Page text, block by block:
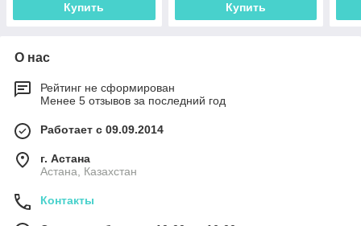
Купить Купить
О нас
Рейтинг не сформирован
Менее 5 отзывов за последний год
Работает с 09.09.2014
г. Астана
Астана, Казахстан
Контакты